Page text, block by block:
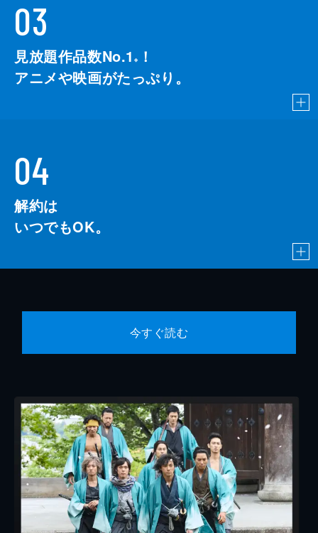
03
見放題作品数No.1 ※
！
アニメや映画がたっぷり。
04
解約は
いつでもOK。
今すぐ読む